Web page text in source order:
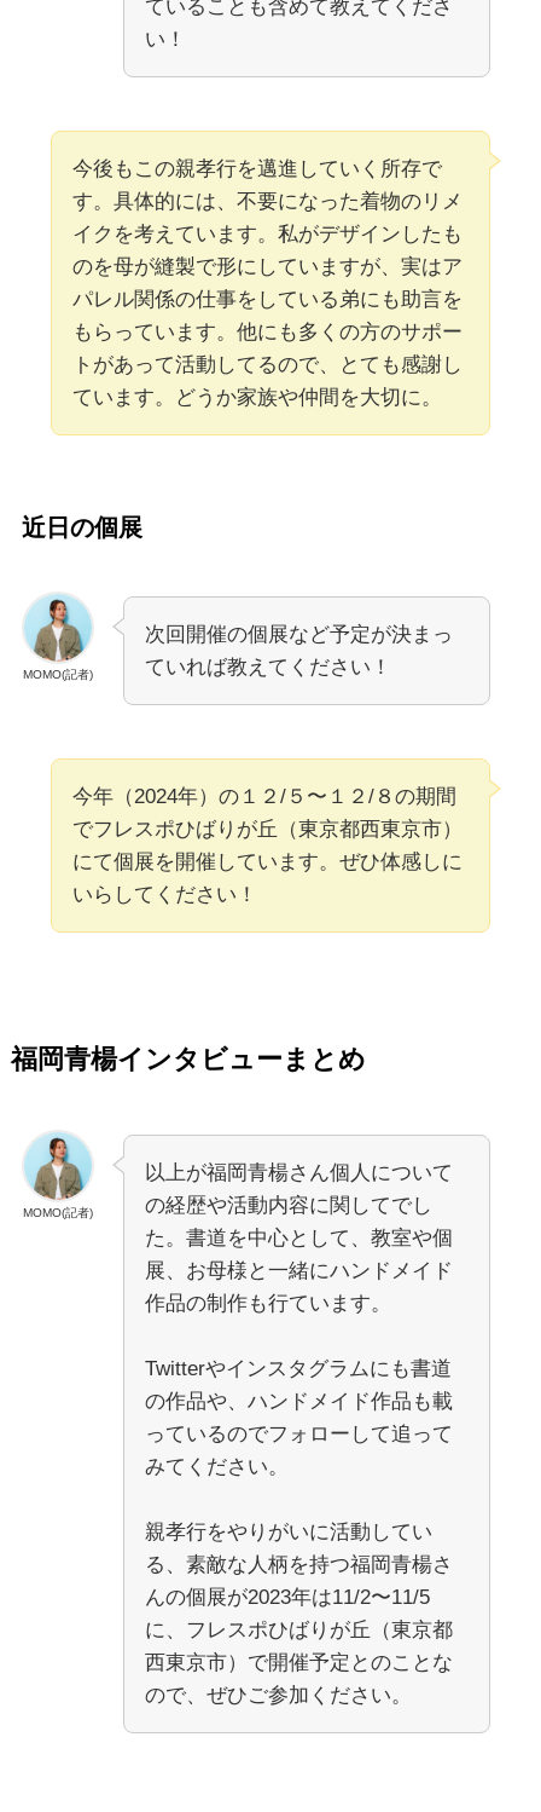
ていることも含めて教えてくださ
い！
今後もこの親孝行を邁進していく所存で
す。具体的には、不要になった着物のリメ
イクを考えています。私がデザインしたも
のを母が縫製で形にしていますが、実はア
パレル関係の仕事をしている弟にも助言を
もらっています。他にも多くの方のサポー
トがあって活動してるので、とても感謝し
ています。どうか家族や仲間を大切に。
近日の個展
MOMO(記者)
次回開催の個展など予定が決まっ
ていれば教えてください！
今年（2024年）の１２/５〜１２/８の期間
でフレスポひばりが丘（東京都西東京市）
にて個展を開催しています。ぜひ体感しに
いらしてください！
福岡青楊インタビューまとめ
MOMO(記者)
以上が福岡青楊さん個人について
の経歴や活動内容に関してでし
た。書道を中心として、教室や個
展、お母様と一緒にハンドメイド
作品の制作も行ています。
Twitterやインスタグラムにも書道
の作品や、ハンドメイド作品も載
っているのでフォローして追って
みてください。
親孝行をやりがいに活動してい
る、素敵な人柄を持つ福岡青楊さ
んの個展が2023年は11/2〜11/5
に、フレスポひばりが丘（東京都
西東京市）で開催予定とのことな
ので、ぜひご参加ください。